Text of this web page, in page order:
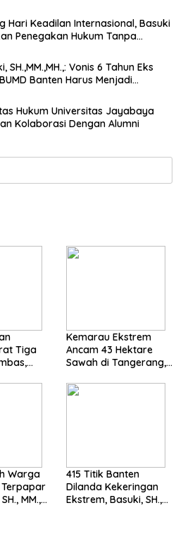
Hari Keadilan Internasional, Basuki
Penegakan Hukum Tanpa
SH.,MM.,MH.,: Vonis 6 Tahun Eks
Banten Harus Menjadi
Hukum Universitas Jayabaya
Kolaborasi Dengan Alumni
Tiga
Tegak
Kemarau Ekstrem
Ancam 43 Hektare
Sawah di Tangerang,
Dorong Langkah
Warga
MM.,
415 Titik Banten
Dilanda Kekeringan
Ekstrem, Basuki, SH.,